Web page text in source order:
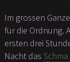
Im grossen
für die Ordnung.
ersten drei
Nacht das